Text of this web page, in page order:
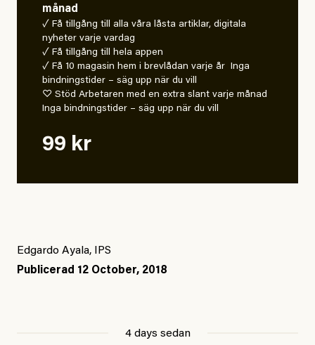
månad
✓ Få tillgång till alla våra låsta artiklar, digitala
nyheter varje vardag
✓ Få tillgång till hela appen
✓ Få 10 magasin hem i brevlådan varje år Inga
bindningstider – säg upp när du vill
♡ Stöd Arbetaren med en extra slant varje månad
Inga bindningstider – säg upp när du vill
99 kr
Edgardo Ayala, IPS
Publicerad 12 October, 2018
4 days sedan